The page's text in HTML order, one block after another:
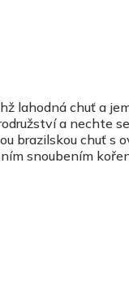
lahodná chuť a
a nechte
brazilskou chuť s
snoubením